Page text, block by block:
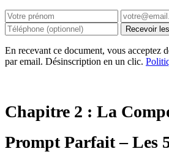
Recevoir
En recevant ce document, vous acceptez
par email. Désinscription en un clic.
Chapitre 2 : La
Prompt Parfait – Les